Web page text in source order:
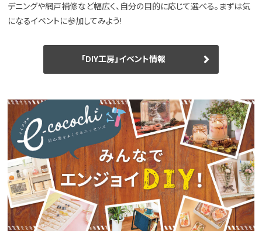
デニングや網戸補修など幅広く、自分の目的に応じて選べる。まずは気
になるイベントに参加してみよう!
「DIY工房」イベント情報